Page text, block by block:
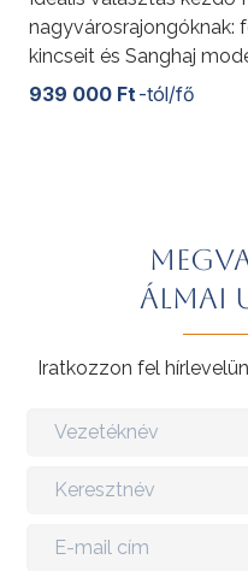
nagyvárosrajongóknak:
kincseit és Sanghaj
látványos
kevesebb mint 5 óra
939 000 Ft -tól/fő
álmai
Iratkozzon fel